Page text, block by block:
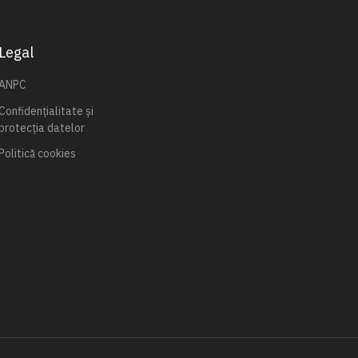
Legal
Confidențialitate și
protecția datelor
Politică cookies